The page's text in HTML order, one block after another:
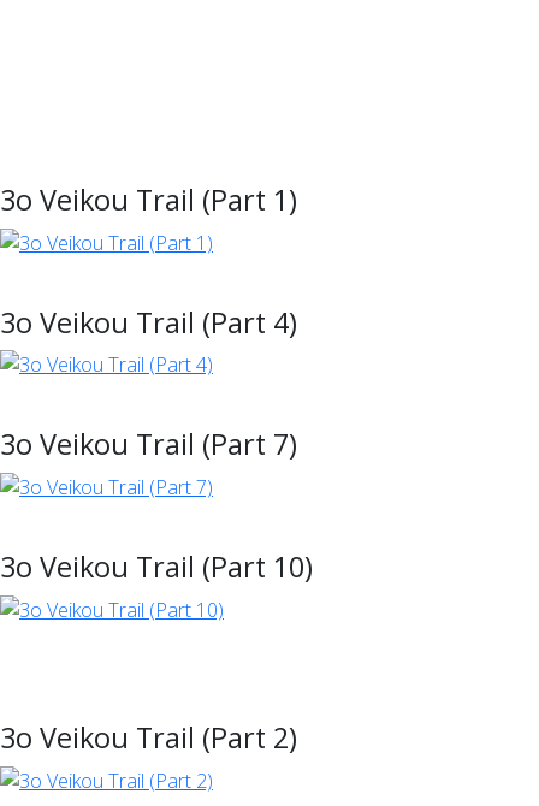
3ο Veikou Trail (Part 1)
3ο Veikou Trail (Part 4)
3ο Veikou Trail (Part 7)
3ο Veikou Trail (Part 10)
3ο Veikou Trail (Part 2)